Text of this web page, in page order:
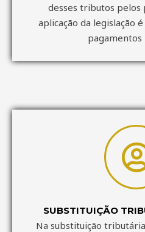
desses tributos pelos
aplicação da legislação
pagamentos
SUBSTITUIÇÃO
Na substituição